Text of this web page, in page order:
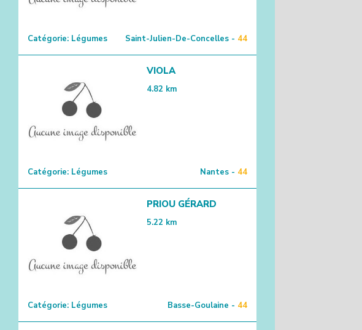
Catégorie: Légumes Saint-Julien-De-Concelles - 44
VIOLA
4.82 km
Catégorie: Légumes Nantes - 44
PRIOU GÉRARD
5.22 km
Catégorie: Légumes Basse-Goulaine - 44